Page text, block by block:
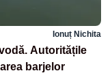
Ionuț Nichita
Autoritățile
barjelor